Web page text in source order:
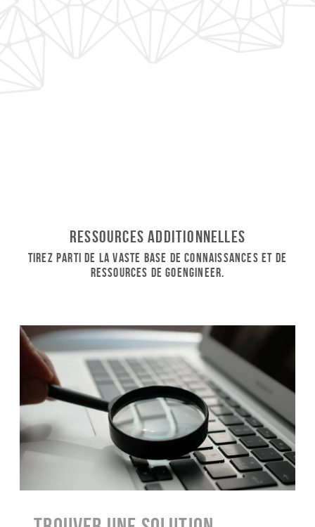
Ressources additionnelles
Tirez parti de la vaste base de connaissances et de
ressources de GoEngineer.